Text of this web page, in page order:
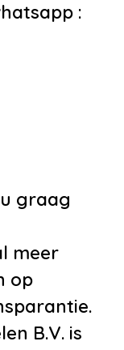
:
graag
meer
op
B.V. is